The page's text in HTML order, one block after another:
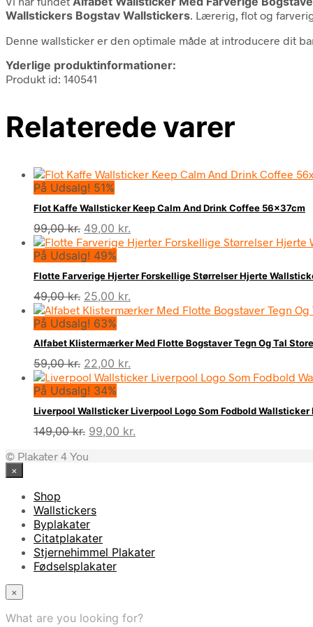
Wallstickers Bogstav Wallstickers . Lærerig, flot og
Denne wallsticker er den optimale måde at introducere dit
Yderlige produktinformationer:
Produkt id: 140541
Relaterede varer
På Udsalg! 51%
Flot Kaffe Wallsticker Keep Calm And Drink Coffee 56x37cm
99,00kr. Den
oprindelige
pris
var:
99,00 kr..
49,00 kr.
aktuelle
er:
49,00 kr..
På Udsalg! 49%
Flotte Farverige Hjerter Forskellige Størrelser Hjerte
49,00kr. Den
oprindelige
pris
var:
49,00 kr..
25,00 kr.
aktuelle
er:
25,00 kr..
På Udsalg! 63%
Alfabet Klistermærker Med Flotte Bogstaver Tegn Og Tal
59,00kr. Den
oprindelige
pris
var:
59,00 kr..
22,00 kr.
aktuelle
er:
22,00 kr..
På Udsalg! 34%
Liverpool Wallsticker Liverpool Logo Som Fodbold Wallsticker
149,00kr. Den
99,00 kr.
© Plakater 4 You
×
Shop
Wallstickers
Byplakater
Citatplakater
Stjernehimmel Plakater
Fødselsplakater
×
What are you looking for?